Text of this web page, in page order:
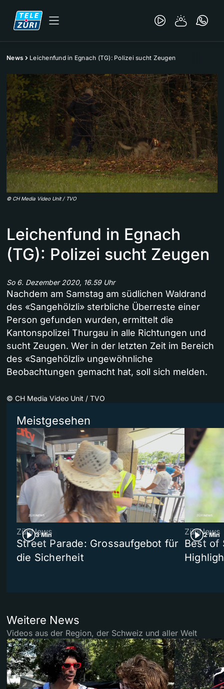
News Leichenfund in Egnach (TG): Polizei sucht Zeugen
© CH Media Video Unit / TVO
Leichenfund in Egnach
(TG): Polizei sucht Zeugen
So 6. Dezember 2020, 16.59 Uhr
Nachdem am Samstag am südlichen Waldrand
des «Sangehölzli» sterbliche Überreste einer
Person gefunden wurden, ermittelt die
Kantonspolizei Thurgau in alle Richtungen und
sucht Zeugen. Wer in der letzten Zeit im Bereich
des «Sangehölzli» ungewöhnliche
Beobachtungen gemacht hat, soll sich melden.
© CH Media Video Unit / TVO
Meistgesehen
3 Min
ZüriNews
Street Parade: Grossaufgebot für
die Sicherheit
2 Min
ZüriNews
Best of
Weitere News
Videos aus der Region, der Schweiz und aller Welt